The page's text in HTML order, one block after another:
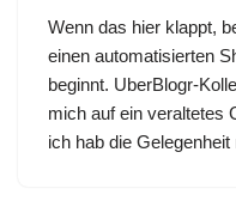
Wenn das hier klappt,
einen automatisierten
beginnt. UberBlogr-
mich auf ein veraltetes
ich hab die